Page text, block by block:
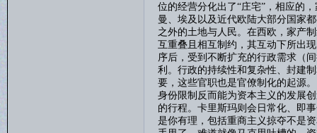
位的经营分化出了“庄宅”，相应的
曼、埃及以及近代欧陆大部分国家
之外的土地与人民。在西欧，家产
互重叠且相互制约，其互动下所出
序后，受到不断扩充的行政需求（
利。行政的持续性和复杂性、封建
要，这些官职也是官僚制化的起源
身份限制反而能为资本主义的发展
的行程。卡里斯玛则会日常化、即
是你有理，包括重商主义掠夺不是